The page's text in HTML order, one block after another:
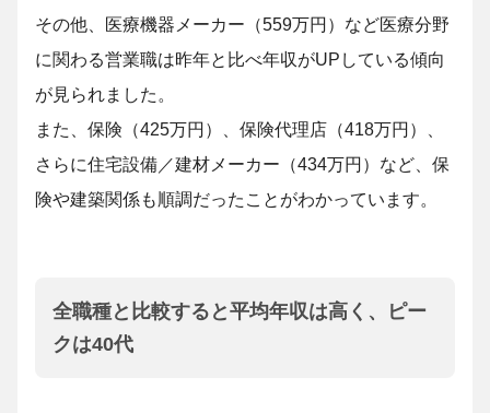
その他、医療機器メーカー（559万円）など医療分野
に関わる営業職は昨年と比べ年収がUPしている傾向
が見られました。
また、保険（425万円）、保険代理店（418万円）、
さらに住宅設備／建材メーカー（434万円）など、保
険や建築関係も順調だったことがわかっています。
全職種と比較すると平均年収は高く、ピー
クは40代